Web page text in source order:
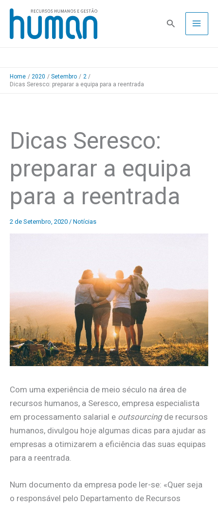
Skip
content
Pesquisa
Home 2020 Setembro
2
Dicas Seresco: preparar a equipa para a reentrada
Dicas Seresco:
preparar a equipa
para a reentrada
2 de Setembro, 2020 / Notícias
Com uma experiência de meio século na área de
recursos humanos, a Seresco, empresa especialista
em processamento salarial e outsourcingde recursos
humanos, divulgou hoje algumas dicas para ajudar as
empresas a otimizarem a eficiência das suas equipas
para a reentrada.
Num documento da empresa pode ler-se: «Quer seja
o responsável pelo Departamento de Recursos